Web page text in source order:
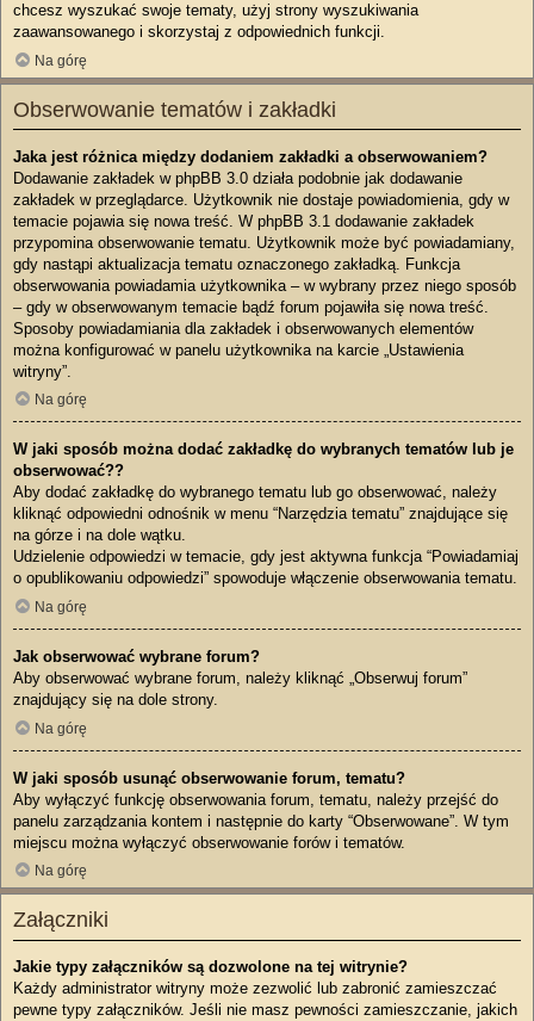
chcesz wyszukać swoje tematy, użyj strony wyszukiwania
zaawansowanego i skorzystaj z odpowiednich funkcji.
Na górę
Obserwowanie tematów i zakładki
Jaka jest różnica między dodaniem zakładki a obserwowaniem?
Dodawanie zakładek w phpBB 3.0 działa podobnie jak dodawanie
zakładek w przeglądarce. Użytkownik nie dostaje powiadomienia, gdy w
temacie pojawia się nowa treść. W phpBB 3.1 dodawanie zakładek
przypomina obserwowanie tematu. Użytkownik może być powiadamiany,
gdy nastąpi aktualizacja tematu oznaczonego zakładką. Funkcja
obserwowania powiadamia użytkownika – w wybrany przez niego sposób
– gdy w obserwowanym temacie bądź forum pojawiła się nowa treść.
Sposoby powiadamiania dla zakładek i obserwowanych elementów
można konfigurować w panelu użytkownika na karcie „Ustawienia
witryny”.
Na górę
W jaki sposób można dodać zakładkę do wybranych tematów lub je
obserwować??
Aby dodać zakładkę do wybranego tematu lub go obserwować, należy
kliknąć odpowiedni odnośnik w menu “Narzędzia tematu” znajdujące się
na górze i na dole wątku.
Udzielenie odpowiedzi w temacie, gdy jest aktywna funkcja “Powiadamiaj
o opublikowaniu odpowiedzi” spowoduje włączenie obserwowania tematu.
Na górę
Jak obserwować wybrane forum?
Aby obserwować wybrane forum, należy kliknąć „Obserwuj forum”
znajdujący się na dole strony.
Na górę
W jaki sposób usunąć obserwowanie forum, tematu?
Aby wyłączyć funkcję obserwowania forum, tematu, należy przejść do
panelu zarządzania kontem i następnie do karty “Obserwowane”. W tym
miejscu można wyłączyć obserwowanie forów i tematów.
Na górę
Załączniki
Jakie typy załączników są dozwolone na tej witrynie?
Każdy administrator witryny może zezwolić lub zabronić zamieszczać
pewne typy załączników. Jeśli nie masz pewności zamieszczanie, jakich